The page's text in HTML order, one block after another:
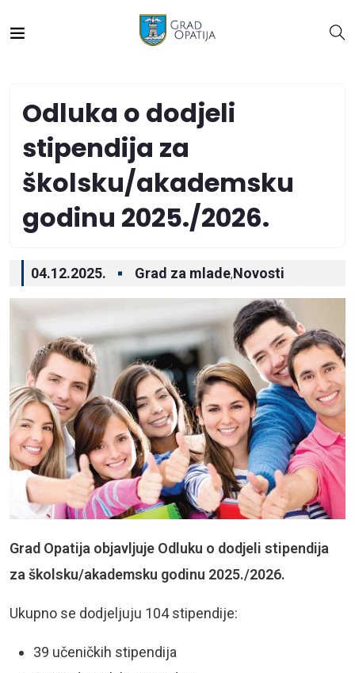
Odluka o dodjeli
stipendija za
školsku/akademsku
godinu 2025./2026.
04.12.2025. Grad za mlade,Novosti
Grad Opatija objavljuje Odluku o dodjeli stipendija
za školsku/akademsku godinu 2025./2026.
Ukupno se dodjeljuju 104 stipendije:
39 učeničkih stipendija